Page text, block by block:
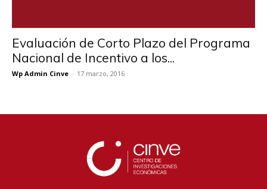
Evaluación de Corto Plazo del Programa
Nacional de Incentivo a los...
Wp Admin Cinve - 17 marzo, 2016